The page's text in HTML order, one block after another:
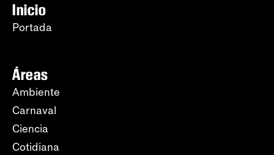
Inicio
Portada
Áreas
Ambiente
Carnaval
Ciencia
Cotidiana